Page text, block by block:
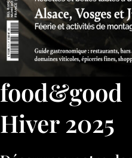
food&good
Hiver 2025